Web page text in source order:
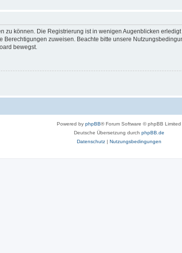
zu können. Die Registrierung ist in wenigen Augenblicken
zuweisen. Beachte bitte unsere
bewegst.
Powered by phpBB® Forum Software © phpBB Limited
Deutsche Übersetzung durch phpBB.de
Datenschutz| Nutzungsbedingungen